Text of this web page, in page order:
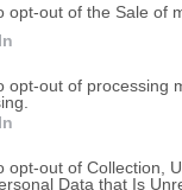
opt-out of the Sale of
opt-out of processing
opt-out of Collection,
Data that Is